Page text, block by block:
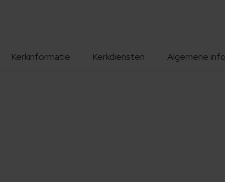
Kerkinformatie Kerkdiensten Algemene